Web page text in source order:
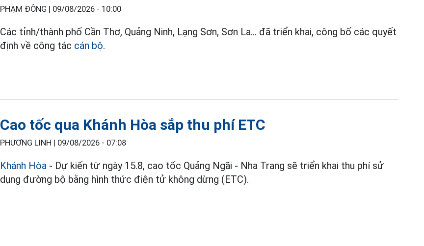
PHẠM ĐÔNG | 09/08/2026 - 10:00
Các tỉnh/thành phố Cần Thơ, Quảng Ninh, Lạng Sơn, Sơn La... đã triển khai, công bố các quyết
định về công tác cán bộ.
Cao tốc qua Khánh Hòa sắp thu phí ETC
PHƯƠNG LINH | 09/08/2026 - 07:08
Khánh Hòa - Dự kiến từ ngày 15.8, cao tốc Quảng Ngãi - Nha Trang sẽ triển khai thu phí sử
dụng đường bộ bằng hình thức điện tử không dừng (ETC).